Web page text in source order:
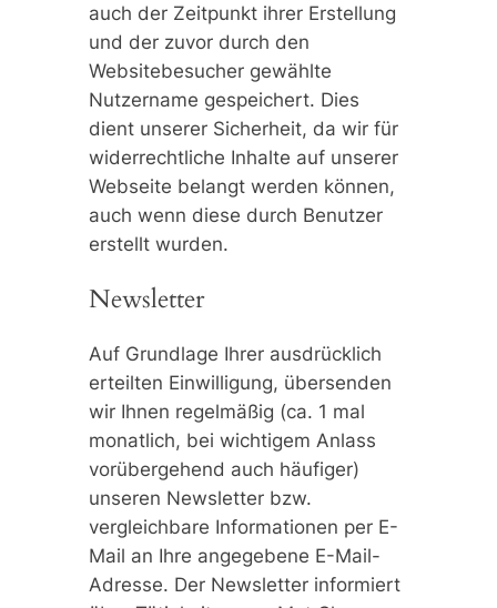
auch der Zeitpunktihrer Erstellung
und der zuvor durch den
Websitebesucher gewählte
Nutzername gespeichert. Dies
dient unserer Sicherheit, da wir für
widerrechtliche Inhalte auf unserer
Webseite belangt werden können,
auch wenn diese durch Benutzer
erstellt wurden.
Newsletter
Auf Grundlage Ihrer ausdrücklich
erteilten Einwilligung, übersenden
wir Ihnen regelmäßig (ca. 1 mal
monatlich, bei wichtigem Anlass
vorübergehend auch häufiger)
unseren Newsletter bzw.
vergleichbare Informationen per E-
Mail an Ihre angegebene E-Mail-
Adresse. Der Newsletter informiert